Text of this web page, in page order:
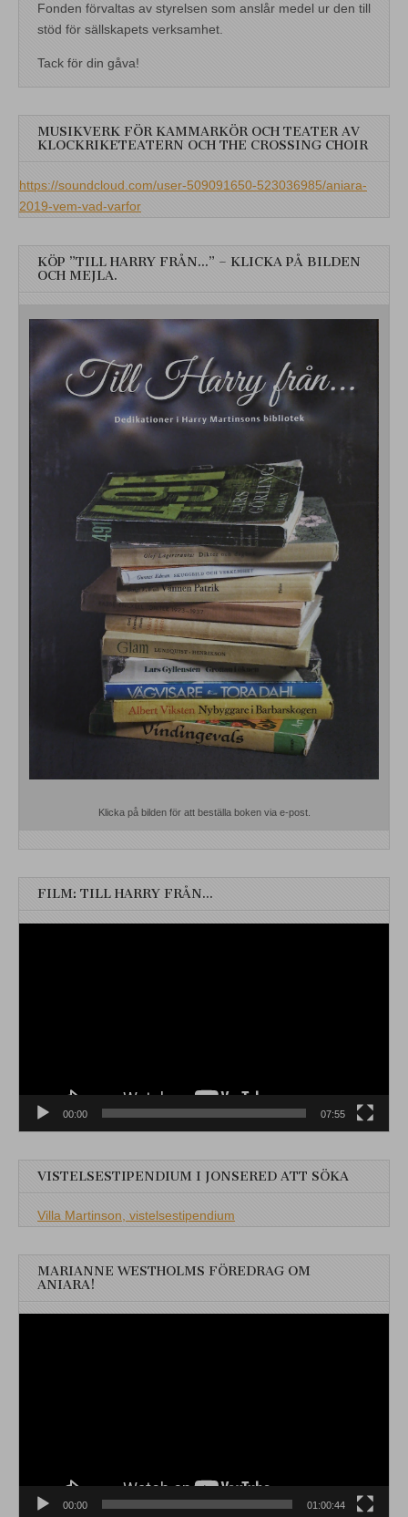
Fonden förvaltas av styrelsen som anslår medel ur den till
stöd för sällskapets verksamhet.
Tack för din gåva!
MUSIKVERK FÖR KAMMARKÖR OCH TEATER AV
KLOCKRIKETEATERN OCH THE CROSSING CHOIR
https://soundcloud.com/user-509091650-523036985/aniara-
2019-vem-vad-varfor
KÖP ”TILL HARRY FRÅN…” – KLICKA PÅ BILDEN
OCH MEJLA.
Klicka på bilden för att beställa boken via e-post.
FILM: TILL HARRY FRÅN…
00:00 07:55
VISTELSESTIPENDIUM I JONSERED ATT SÖKA
Villa Martinson, vistelsestipendium
MARIANNE WESTHOLMS FÖREDRAG OM
ANIARA!
00:00 01:00:44